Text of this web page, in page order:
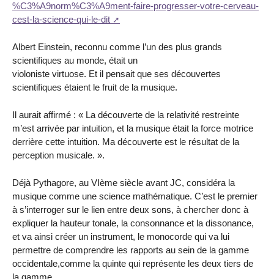
%C3%A9norm%C3%A9ment-faire-progresser-votre-cerveau-
cest-la-science-qui-le-dit
Albert Einstein, reconnu comme l’un des plus grands
scientifiques au monde, était un
violoniste virtuose. Et il pensait que ses découvertes
scientifiques étaient le fruit de la musique.
Il aurait affirmé : « La découverte de la relativité restreinte
m’est arrivée par intuition, et la musique était la force motrice
derrière cette intuition. Ma découverte est le résultat de la
perception musicale. ».
Déjà Pythagore, au VIème siècle avant JC, considéra la
musique comme une science mathématique. C’est le premier
à s’interroger sur le lien entre deux sons, à chercher donc à
expliquer la hauteur tonale, la consonnance et la dissonance,
et va ainsi créer un instrument, le monocorde qui va lui
permettre de comprendre les rapports au sein de la gamme
occidentale,comme la quinte qui représente les deux tiers de
la gamme.